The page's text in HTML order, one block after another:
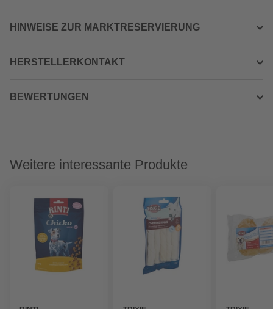
HINWEISE ZUR MARKTRESERVIERUNG
HERSTELLERKONTAKT
BEWERTUNGEN
Weitere interessante Produkte